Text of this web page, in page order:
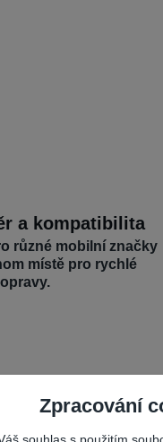
a kompatibilita
různé mobilní značky
místě pro rychlé
opravy.
Zpracování
souhlas s použitím